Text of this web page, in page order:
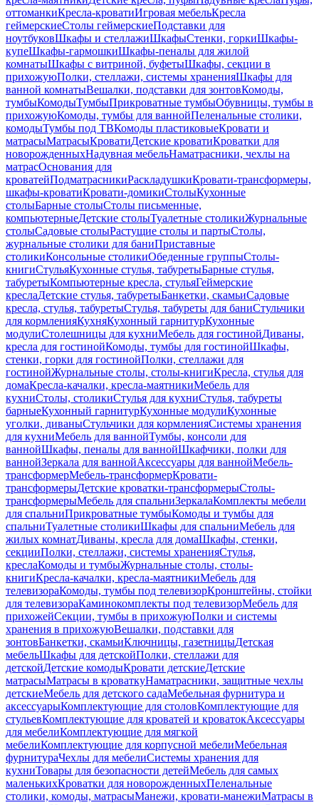
оттоманкиКресла-кроватиИгровая мебельКресла
геймерскиеСтолы геймерскиеПодставки для
ноутбуковШкафы и стеллажиШкафыСтенки, горкиШкафы-
купеШкафы-гармошкиШкафы-пеналы для жилой
комнатыШкафы с витриной, буфетыШкафы, секции в
прихожуюПолки, стеллажи, системы храненияШкафы для
ванной комнатыВешалки, подставки для зонтовКомоды,
тумбыКомодыТумбыПрикроватные тумбыОбувницы, тумбы в
прихожуюКомоды, тумбы для ваннойПеленальные столики,
комодыТумбы под ТВКомоды пластиковыеКровати и
матрасыМатрасыКроватиДетские кроватиКроватки для
новорожденныхНадувная мебельНаматрасники, чехлы на
матрасОснования для
кроватейПодматрасникиРаскладушкиКровати-трансформеры,
шкафы-кроватиКровати-домикиСтолыКухонные
столыБарные столыСтолы письменные,
компьютерныеДетские столыТуалетные столикиЖурнальные
столыСадовые столыРастущие столы и партыСтолы,
журнальные столики для баниПриставные
столикиКонсольные столикиОбеденные группыСтолы-
книгиСтульяКухонные стулья, табуретыБарные стулья,
табуретыКомпьютерные кресла, стульяГеймерские
креслаДетские стулья, табуретыБанкетки, скамьиСадовые
кресла, стулья, табуретыСтулья, табуреты для баниСтульчики
для кормленияКухняКухонный гарнитурКухонные
модулиСтолешницы для кухниМебель для гостинойДиваны,
кресла для гостинойКомоды, тумбы для гостинойШкафы,
стенки, горки для гостинойПолки, стеллажи для
гостинойЖурнальные столы, столы-книгиКресла, стулья для
домаКресла-качалки, кресла-маятникиМебель для
кухниСтолы, столикиСтулья для кухниСтулья, табуреты
барныеКухонный гарнитурКухонные модулиКухонные
уголки, диваныСтульчики для кормленияСистемы хранения
для кухниМебель для ваннойТумбы, консоли для
ваннойШкафы, пеналы для ваннойШкафчики, полки для
ваннойЗеркала для ваннойАксессуары для ваннойМебель-
трансформерМебель-трансформерКровати-
трансформерыДетские кроватки-трансформерыСтолы-
трансформерыМебель для спальниЗеркалаКомплекты мебели
для спальниПрикроватные тумбыКомоды и тумбы для
спальниТуалетные столикиШкафы для спальниМебель для
жилых комнатДиваны, кресла для домаШкафы, стенки,
секцииПолки, стеллажи, системы храненияСтулья,
креслаКомоды и тумбыЖурнальные столы, столы-
книгиКресла-качалки, кресла-маятникиМебель для
телевизораКомоды, тумбы под телевизорКронштейны, стойки
для телевизораКаминокомплекты под телевизорМебель для
прихожейСекции, тумбы в прихожуюПолки и системы
хранения в прихожуюВешалки, подставки для
зонтовБанкетки, скамьиКлючницы, газетницыДетская
мебельШкафы для детскойПолки, стеллажи для
детскойДетские комодыКровати детскиеДетские
матрасыМатрасы в кроваткуНаматрасники, защитные чехлы
детскиеМебель для детского садаМебельная фурнитура и
аксессуарыКомплектующие для столовКомплектующие для
стульевКомплектующие для кроватей и кроватокАксессуары
для мебелиКомплектующие для мягкой
мебелиКомплектующие для корпусной мебелиМебельная
фурнитураЧехлы для мебелиСистемы хранения для
кухниТовары для безопасности детейМебель для самых
маленькихКроватки для новорожденныхПеленальные
столики, комоды, матрасыМанежи, кровати-манежиМатрасы в